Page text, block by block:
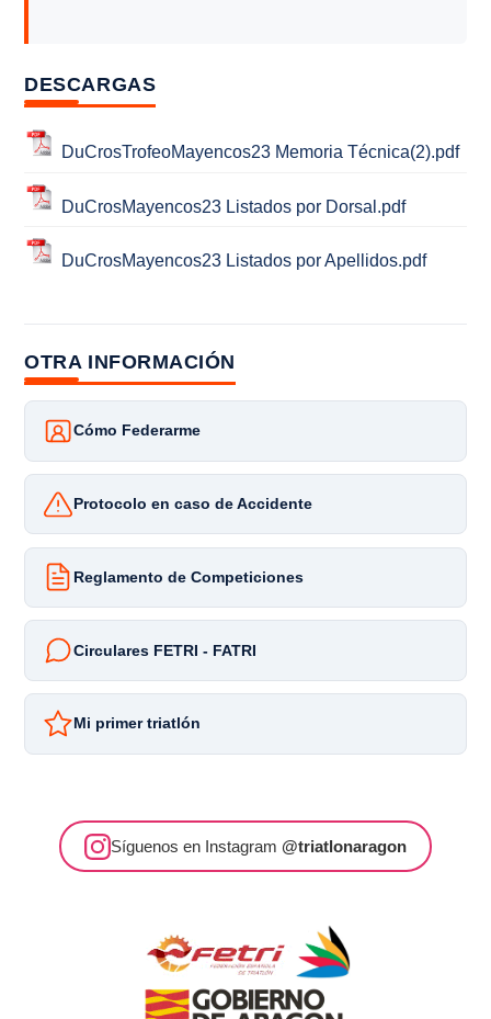
DESCARGAS
DuCrosTrofeoMayencos23 Memoria Técnica(2).pdf
DuCrosMayencos23 Listados por Dorsal.pdf
DuCrosMayencos23 Listados por Apellidos.pdf
OTRA INFORMACIÓN
Cómo Federarme
Protocolo en caso de Accidente
Reglamento de Competiciones
Circulares FETRI - FATRI
Mi primer triatlón
Síguenos en Instagram @triatlonaragon